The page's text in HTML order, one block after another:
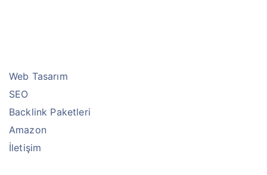
Web Tasarım
SEO
Backlink Paketleri
Amazon
İletişim